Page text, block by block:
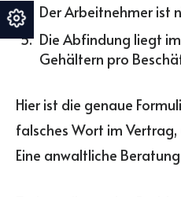
Der Arbeitnehmer ist
Die Abfindung liegt
Gehältern pro
Hier ist die genaue
falsches Wort im
Eine anwaltliche